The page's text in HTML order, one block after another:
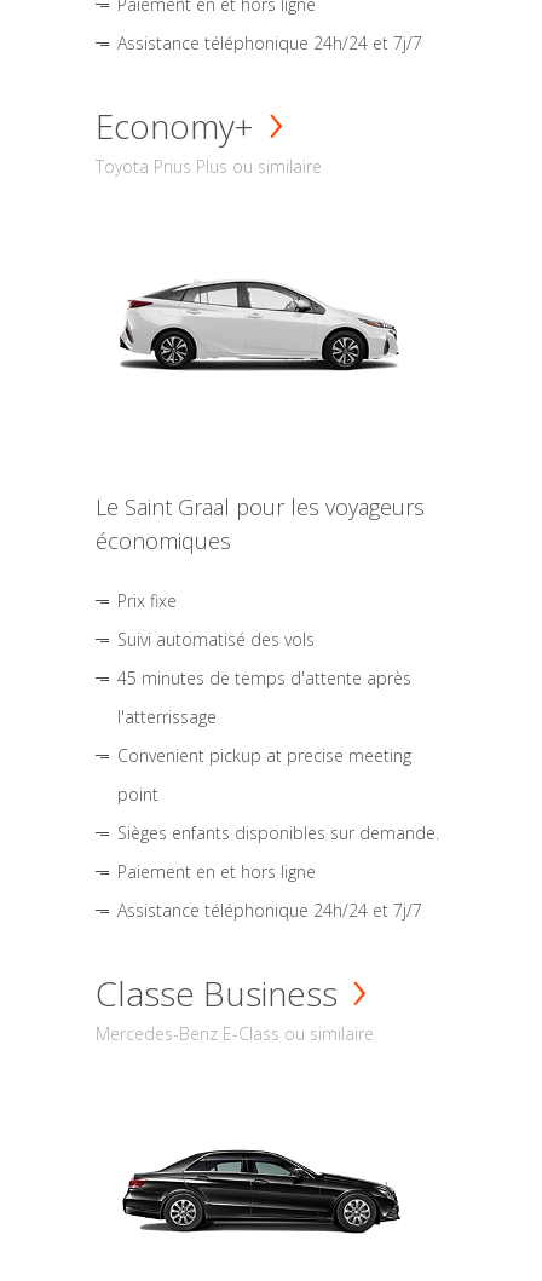
Assistance téléphonique 24h/24 et 7j/7
Economy+
Toyota Prius Plus ou similaire
Le Saint Graal pour les voyageurs
économiques
Prix fixe
Suivi automatisé des vols
45 minutes de temps d'attente après
l'atterrissage
Convenient pickup at precise meeting
point
Sièges enfants disponibles sur demande.
Paiement en et hors ligne
Assistance téléphonique 24h/24 et 7j/7
Classe Business
Mercedes-Benz E-Class ou similaire